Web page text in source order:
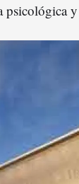
psicológica